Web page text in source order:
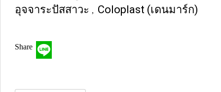
อุจจาระปัสสาวะ , Coloplast (เดนมาร์ก)
Share